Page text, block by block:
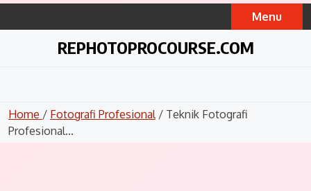
Skip
Menu
REPHOTOPROCOURSE.COM
Home / Fotografi Profesional/ Teknik Fotografi
Profesional...